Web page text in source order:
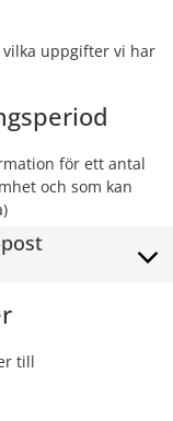
uppgifter vi har
för ett antal
och som kan
till